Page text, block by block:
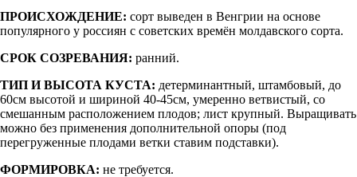
ПРОИСХОЖДЕНИЕ: сорт выведен в Венгрии на основе
популярного у россиян с советских времён молдавского сорта.
СРОК СОЗРЕВАНИЯ: ранний.
ТИП И ВЫСОТА КУСТА: детерминантный, штамбовый, до
60см высотой и шириной 40-45см, умеренно ветвистый, со
смешанным расположением плодов; лист крупный. Выращивать
можно без применения дополнительной опоры (под
перегруженные плодами ветки ставим подставки).
ФОРМИРОВКА: не требуется.